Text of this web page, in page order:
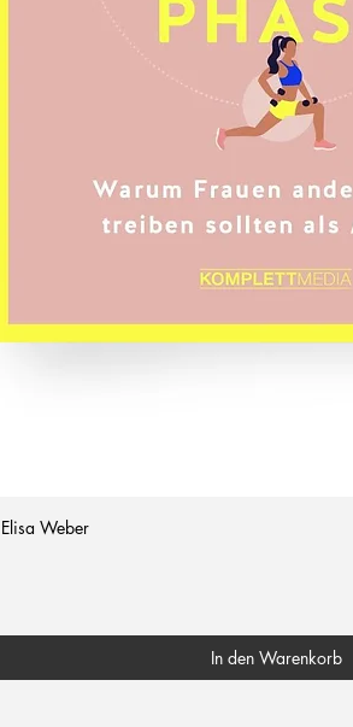
Weber
In den Warenkorb